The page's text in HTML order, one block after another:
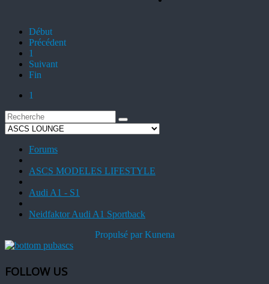
Début
Précédent
1
Suivant
Fin
1
Forums
ASCS MODELES LIFESTYLE
Audi A1 - S1
Neidfaktor Audi A1 Sportback
Propulsé parKunena
FOLLOW US